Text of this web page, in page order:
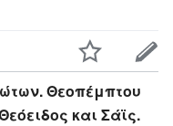
Θεοπέμπτου
και Σάϊς.